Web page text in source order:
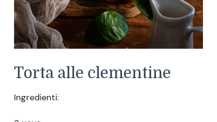
Torta alle clementine
Ingredienti: